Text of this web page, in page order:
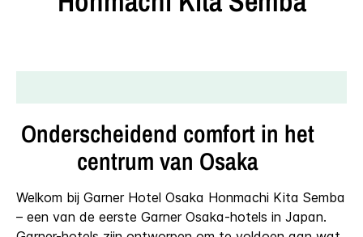
Onderscheidend comfort in het
centrum van Osaka
Welkom bij Garner Hotel Osaka Honmachi Kita Semba
– een van de eerste Garner Osaka-hotels in Japan.